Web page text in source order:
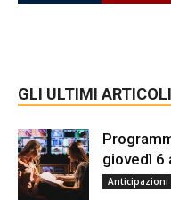
GLI ULTIMI ARTICOLI
giovedì 6
Anticipazioni